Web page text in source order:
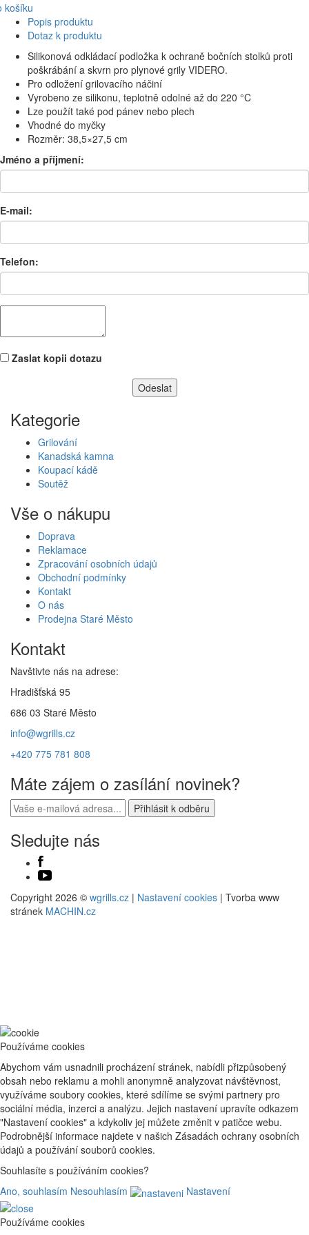
košíku
Popis produktu
Dotaz k produktu
Silikonová odkládací podložka k ochraně bočních stolků proti
poškrábání a skvrn pro plynové grily VIDERO.
Pro odložení grilovacího náčiní
Vyrobeno ze silikonu, teplotně odolné až do 220 °C
Lze použít také pod pánev nebo plech
Vhodné do myčky
Rozměr: 38,5×27,5 cm
Jméno a příjmení:
E-mail:
Telefon:
Zaslat kopii dotazu
Kategorie
Grilování
Kanadská kamna
Koupací kádě
Soutěž
Vše o nákupu
Doprava
Reklamace
Zpracování osobních údajů
Obchodní podmínky
Kontakt
O nás
Prodejna Staré Město
Kontakt
Navštivte nás na adrese:
Hradišťská 95
686 03 Staré Město
info@wgrills.cz
+420 775 781 808
Máte zájem o zasílání novinek?
Sledujte nás
Copyright 2026 © wgrills.cz | Nastavení cookies | Tvorba www
stránek MACHIN.cz
Používáme cookies
Abychom vám usnadnili procházení stránek, nabídli přizpůsobený
obsah nebo reklamu a mohli anonymně analyzovat návštěvnost,
využíváme soubory cookies, které sdílíme se svými partnery pro
sociální média, inzerci a analýzu. Jejich nastavení upravíte odkazem
"Nastavení cookies" a kdykoliv jej můžete změnit v patičce webu.
Podrobnější informace najdete v našich Zásadách ochrany osobních
údajů a používání souborů cookies.
Souhlasíte s používáním cookies?
Ano, souhlasím Nesouhlasím Nastavení
Používáme cookies